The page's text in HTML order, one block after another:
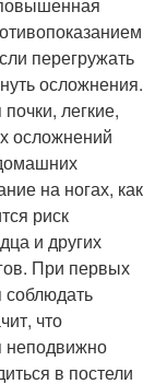
перегружать
осложнения.
легкие,
осложнений
на ногах, как
риск
и других
При первых
соблюдать
что
неподвижно
в постели